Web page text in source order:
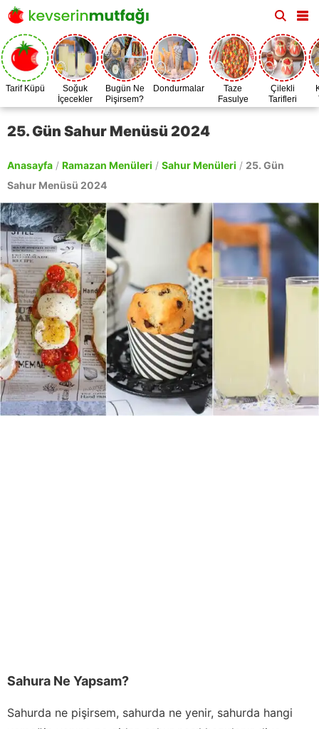
Tarif Küpü
Soğuk
İçecekler
Bugün Ne
Pişirsem?
Dondurmalar
Taze
Fasulye
Zamanı
Çilekli
Tarifleri
25. Gün Sahur Menüsü 2024
Anasayfa / Ramazan Menüleri / Sahur Menüleri / 25. Gün
Sahur Menüsü 2024
Sahura Ne Yapsam?
Sahurda ne pişirsem, sahurda ne yenir, sahurda hangi